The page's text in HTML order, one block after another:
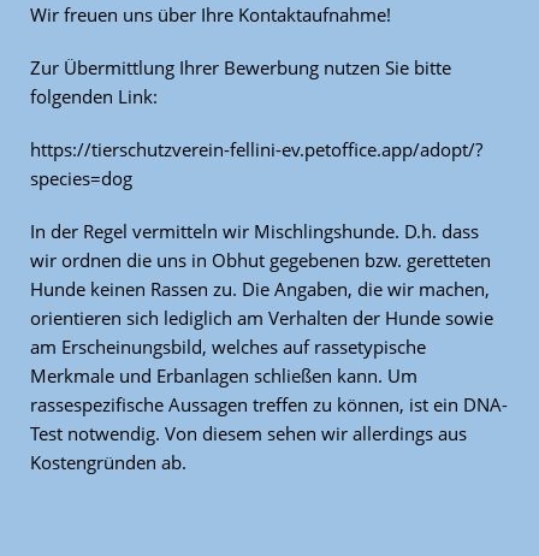
Wir freuen uns über Ihre Kontaktaufnahme!
Zur Übermittlung Ihrer Bewerbung nutzen Sie bitte
folgenden Link:
https://tierschutzverein-fellini-ev.petoffice.app/adopt/?
species=dog
In der Regel vermitteln wir Mischlingshunde. D.h. dass
wir ordnen die uns in Obhut gegebenen bzw. geretteten
Hunde keinen Rassen zu. Die Angaben, die wir machen,
orientieren sich lediglich am Verhalten der Hunde sowie
am Erscheinungsbild, welches auf rassetypische
Merkmale und Erbanlagen schließen kann. Um
rassespezifische Aussagen treffen zu können, ist ein DNA-
Test notwendig. Von diesem sehen wir allerdings aus
Kostengründen ab.